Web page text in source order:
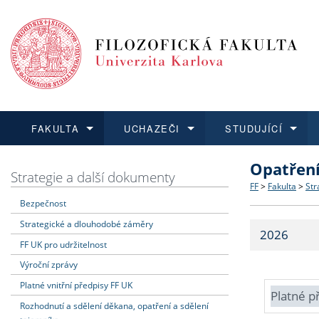
FAKULTA
Dozvědět se více
Struktura
Strategie
Fakultní
UCHAZEČI
Podat přihlášku
Co
Učitelské
STUDUJÍCÍ
Dozvědět se více
Dozvědět se více
O vědě a
Dozvědět se více
Aktuální
Strategie a další dokumenty
Bezpečnost
Strategické a dlouhodobé záměry
FF UK pro udržitelnost
Výroční zprávy
Platné vnitřní předpisy FF UK
Rozhodnutí a sdělení děkana, opatření a sdělení
FF > Fakulta >
2026
Platné